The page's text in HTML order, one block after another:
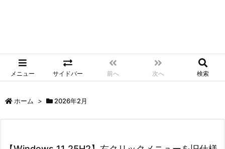
メニュー サイドバー 前へ 次へ 検索
ホーム > 2026年2月